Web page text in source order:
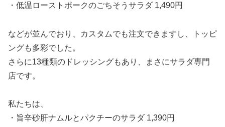
・低温ローストポークのごちそうサラダ 1,490円
などが並んでおり、カスタムでも注文できますし、トッピ
ングも多彩でした。
さらに13種類のドレッシングもあり、まさにサラダ専門
店です。
私たちは、
・旨辛砂肝ナムルとパクチーのサラダ 1,390円